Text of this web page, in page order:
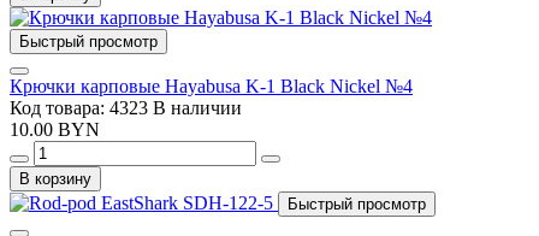
Быстрый просмотр
Крючки карповые Hayabusa K-1 Black Nickel №4
Код товара: 4323 В наличии
10.00 BYN
В корзину
Быстрый просмотр